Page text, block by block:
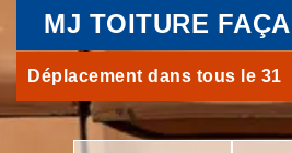
MJ TOITURE
Déplacement dans tous le 31